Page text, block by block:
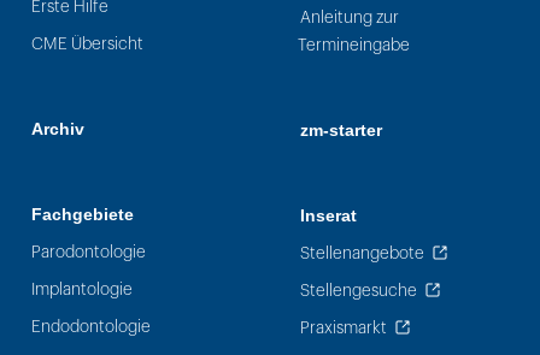
Erste Hilfe
CME Übersicht
Archiv
Fachgebiete
Parodontologie
Implantologie
Endodontologie
Anleitung zur
Termineingabe
zm-starter
Inserat
Stellenangebote
Stellengesuche
Praxismarkt